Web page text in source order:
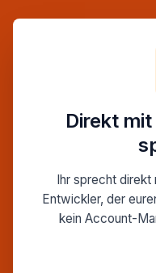
Direkt
Ihr sprecht direkt
Entwickler, der
kein Account-